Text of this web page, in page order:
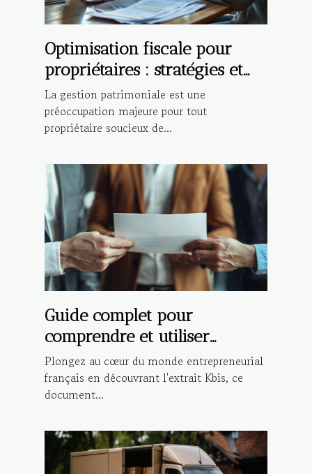
Optimisation fiscale pour
propriétaires : stratégies et
bénéfices
La gestion patrimoniale est une
préoccupation majeure pour tout
propriétaire soucieux de...
Guide complet pour
comprendre et utiliser
l'extrait Kbis dans les
démarches administratives et
commerciales
Plongez au cœur du monde entrepreneurial
français en découvrant l'extrait Kbis, ce
document...